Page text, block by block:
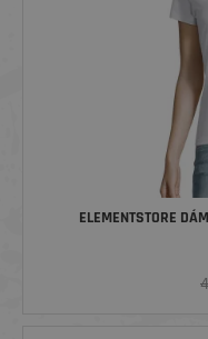
ELEMENTSTORE